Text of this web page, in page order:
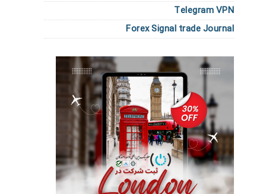
Telegram VPN
Forex Signal trade Journal